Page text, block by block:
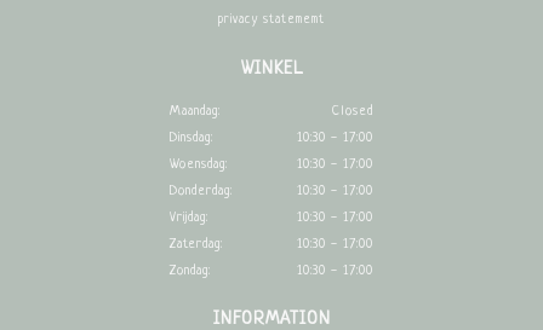
privacy statememt
WINKEL
Maandag:
Closed
Dinsdag:
10:30 - 17:00
Woensdag:
10:30 - 17:00
Donderdag:
10:30 - 17:00
Vrijdag:
10:30 - 17:00
Zaterdag:
10:30 - 17:00
Zondag:
10:30 - 17:00
INFORMATION